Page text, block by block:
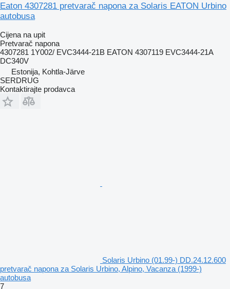
Eaton 4307281 pretvarač napona za Solaris EATON Urbino
autobusa
Cijena na upit
Pretvarač napona
4307281 1Y002/ EVC3444-21B EATON 4307119 EVC3444-21A
DC340V
Estonija, Kohtla-Järve
SERDRUG
Kontaktirajte prodavca
Solaris Urbino (01.99-) DD.24.12.600
pretvarač napona za Solaris Urbino, Alpino, Vacanza (1999-)
autobusa
7